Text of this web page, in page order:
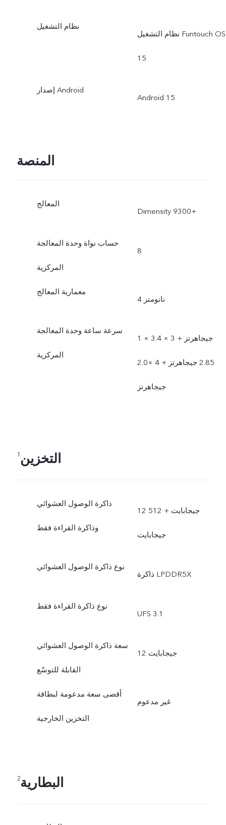
نظام التشغيل
نظام التشغيل Funtouch OS
15
إصدار Android
Android 15
المنصة
المعالج
Dimensity 9300+‎
حساب نواة وحدة المعالجة
المركزية
8
معمارية المعالج
4 نانومتر
سرعة ساعة وحدة المعالجة
المركزية
1 × 3.4 جيجاهرتز +‏ 3 ×
2.85 جيجاهرتز +‏‏ 4 ×2.0
جيجاهرتز
التخزين1
ذاكرة الوصول العشوائي
وذاكرة القراءة فقط
12 جيجابايت +‏ 512
جيجابايت
نوع ذاكرة الوصول العشوائي
ذاكرة LPDDR5X
نوع ذاكرة القراءة فقط
UFS 3.1
سعة ذاكرة الوصول العشوائي
القابلة للتوسّع
12 جيجابايت
أقصى سعة مدعومة لبطاقة
التخزين الخارجية
غير مدعوم
البطارية2